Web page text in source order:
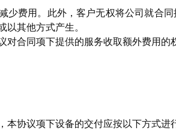
少费用。此外，客户无权将公司就合
以其他方式产生。
对合同项下提供的服务收取额外费用的
本协议项下设备的交付应按以下方式进